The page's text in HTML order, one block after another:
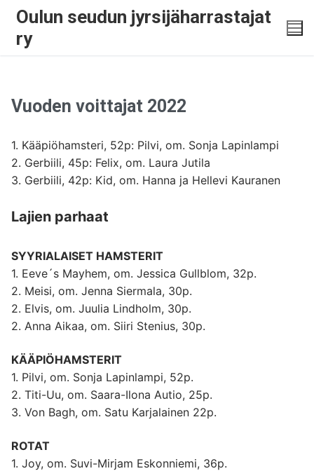
Oulun seudun jyrsijäharrastajat
ry
Vuoden voittajat 2022
1. Kääpiöhamsteri, 52p: Pilvi, om. Sonja Lapinlampi
2. Gerbiili, 45p: Felix, om. Laura Jutila
3. Gerbiili, 42p: Kid, om. Hanna ja Hellevi Kauranen
Lajien parhaat
SYYRIALAISET HAMSTERIT
1. Eeve´s Mayhem, om. Jessica Gullblom, 32p.
2. Meisi, om. Jenna Siermala, 30p.
2. Elvis, om. Juulia Lindholm, 30p.
2. Anna Aikaa, om. Siiri Stenius, 30p.
KÄÄPIÖHAMSTERIT
1. Pilvi, om. Sonja Lapinlampi, 52p.
2. Titi-Uu, om. Saara-Ilona Autio, 25p.
3. Von Bagh, om. Satu Karjalainen 22p.
ROTAT
1. Joy, om. Suvi-Mirjam Eskonniemi, 36p.